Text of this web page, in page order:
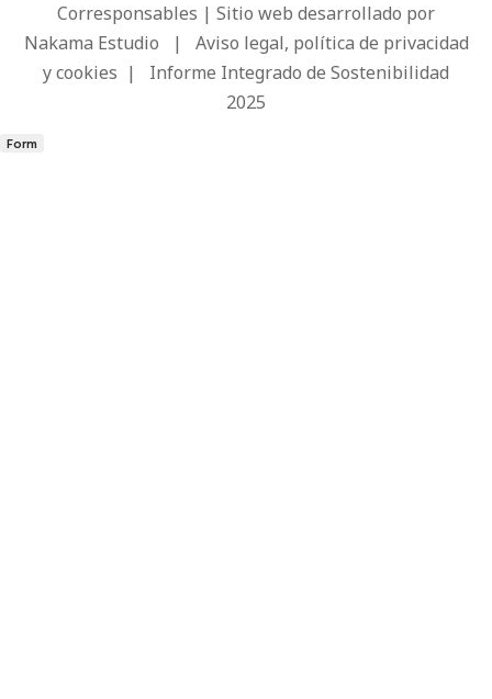
Corresponsables | Sitio web desarrollado por
Nakama Estudio | Aviso legal, política de privacidad
y cookies | Informe Integrado de Sostenibilidad
2025
Form